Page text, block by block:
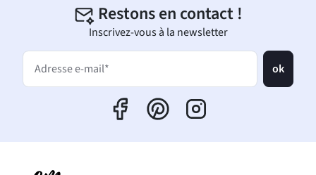
Restons en contact !
Inscrivez-vous à la newsletter
Adresse e-mail* ok